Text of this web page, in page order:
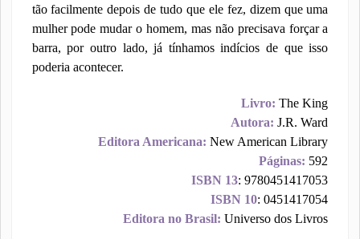
tão facilmente depois de tudo que ele fez, dizem que uma
mulher pode mudar o homem, mas não precisava forçar a
barra, por outro lado, já tínhamos indícios de que isso
poderia acontecer.
Livro: The King
Autora: J.R. Ward
Editora Americana:New American Library
Páginas: 592
ISBN 13: 9780451417053
ISBN 10: 0451417054
Editora no Brasil: Universo dos Livros